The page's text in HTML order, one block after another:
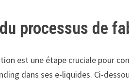
processus de
est une étape cruciale pour
dans ses e-liquides. Ci-